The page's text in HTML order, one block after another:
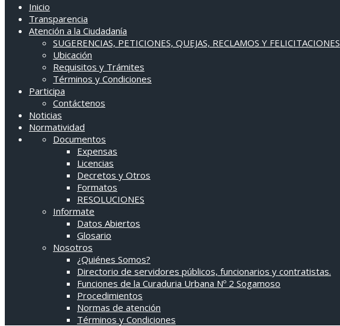
Inicio
Transparencia
Atención a la Ciudadanía
SUGERENCIAS, PETICIONES, QUEJAS, RECLAMOS Y FELICITACIONES
Ubicación
Requisitos y Trámites
Términos y Condiciones
Participa
Contáctenos
Noticias
Normatividad
Documentos
Expensas
Licencias
Decretos y Otros
Formatos
RESOLUCIONES
Informate
Datos Abiertos
Glosario
Nosotros
¿Quiénes Somos?
Directorio de servidores públicos, funcionarios y contratistas.
Funciones de la Curaduria Urbana Nº 2 Sogamoso
Procedimientos
Normas de atención
Términos y Condiciones